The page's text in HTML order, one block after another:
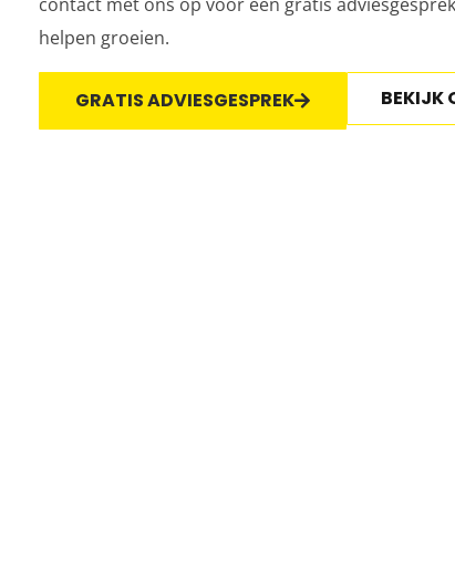
helpen groeien.
GRATIS ADVIESGESPREK BEKIJK